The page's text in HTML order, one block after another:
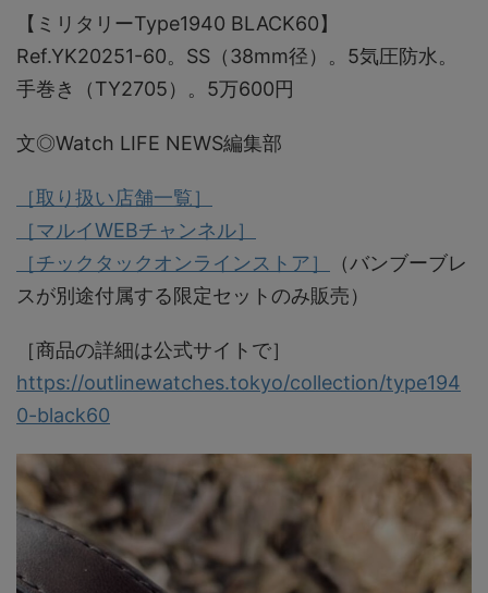
【ミリタリーType1940 BLACK60】
Ref.YK20251-60。SS（38mm径）。5気圧防水。
手巻き（TY2705）。5万600円
文◎Watch LIFE NEWS編集部
［取り扱い店舗一覧］
［マルイWEBチャンネル］
［チックタックオンラインストア］
（バンブーブレ
スが別途付属する限定セットのみ販売）
［商品の詳細は公式サイトで］
https://outlinewatches.tokyo/collection/type194
0-black60